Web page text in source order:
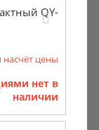
QY-
цены
нет в
наличии